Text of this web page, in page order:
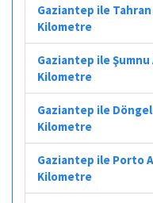
Gaziantep ile Tahran
Kilometre
Gaziantep ile Şumnu
Kilometre
Gaziantep ile
Kilometre
Gaziantep ile Porto
Kilometre